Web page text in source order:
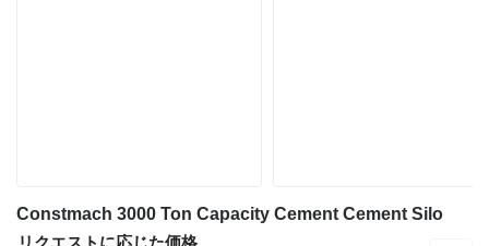
Constmach 3000 Ton Capacity Cement Cement Silo
リクエストに応じた価格